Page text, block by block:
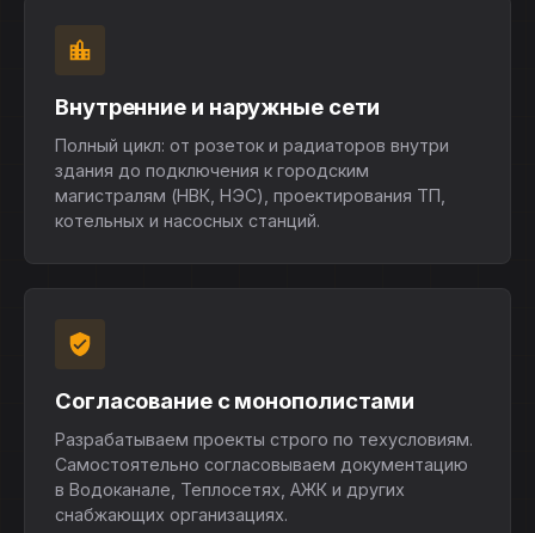
Внутренние и наружные сети
Полный цикл: от розеток и радиаторов внутри
здания до подключения к городским
магистралям (НВК, НЭС), проектирования ТП,
котельных и насосных станций.
Согласование с монополистами
Разрабатываем проекты строго по техусловиям.
Самостоятельно согласовываем документацию
в Водоканале, Теплосетях, АЖК и других
снабжающих организациях.